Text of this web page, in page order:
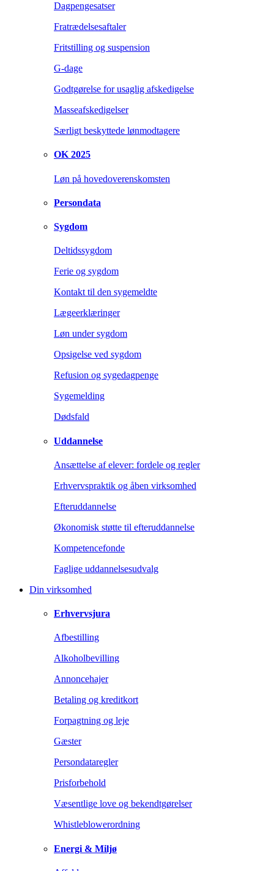
Dagpengesatser
Fratrædelsesaftaler
Fritstilling og suspension
G-dage
Godtgørelse for usaglig afskedigelse
Masseafskedigelser
Særligt beskyttede lønmodtagere
OK 2025
Løn på hovedoverenskomsten
Persondata
Sygdom
Deltidssygdom
Ferie og sygdom
Kontakt til den sygemeldte
Lægeerklæringer
Løn under sygdom
Opsigelse ved sygdom
Refusion og sygedagpenge
Sygemelding
Dødsfald
Uddannelse
Ansættelse af elever: fordele og regler
Erhvervspraktik og åben virksomhed
Efteruddannelse
Økonomisk støtte til efteruddannelse
Kompetencefonde
Faglige uddannelsesudvalg
Din virksomhed
Erhvervsjura
Afbestilling
Alkoholbevilling
Annoncehajer
Betaling og kreditkort
Forpagtning og leje
Gæster
Persondataregler
Prisforbehold
Væsentlige love og bekendtgørelser
Whistleblowerordning
Energi & Miljø